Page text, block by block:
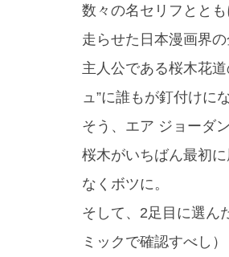
数々の名セリフとと
走らせた日本漫画界
主人公である桜木花
ュ”に誰もが釘付けに
そう、エア ジョーダン
桜木がいちばん最初
なくボツに。
そして、2足目に選ん
ミックで確認すべし